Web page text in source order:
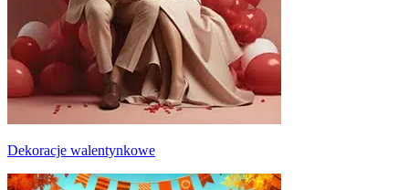
Dekoracje walentynkowe